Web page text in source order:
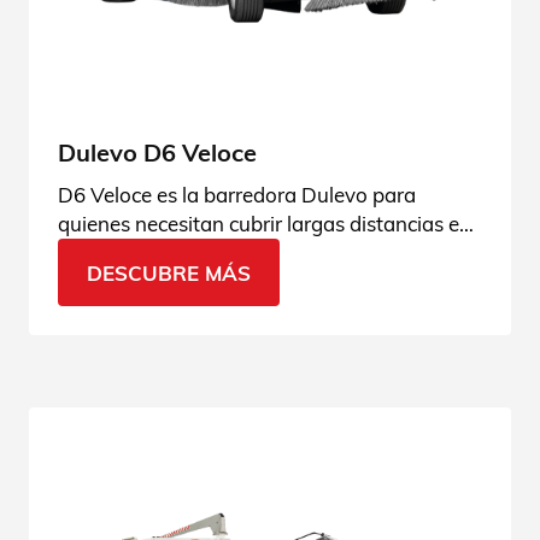
Dulevo D6 Veloce
D6 Veloce es la barredora Dulevo para
quienes necesitan cubrir largas distancias en
rendimiento de limpieza, confort para el
operador y la seguridad que siempre
DESCUBRE MÁS